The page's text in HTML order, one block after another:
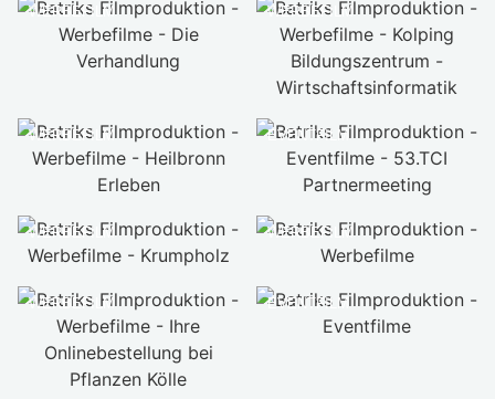
WERBEFILM WERBEFILM
WERBEFILM EVENTFILM
WERBEFILM WERBEFILM
WERBEFILM EVENTFILM